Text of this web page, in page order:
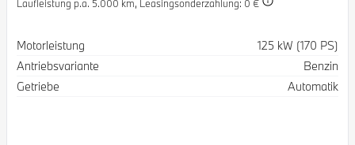
Laufleistung p.a. 5.000 km, Leasingsonderzahlung: 0 €
Spezifikation
Motorleistung
125 kW (170 PS)
Antriebsvariante
Benzin
Getriebe
Automatik